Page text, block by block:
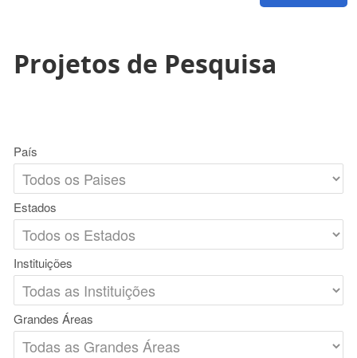
Projetos de Pesquisa
País
Estados
Instituições
Grandes Áreas